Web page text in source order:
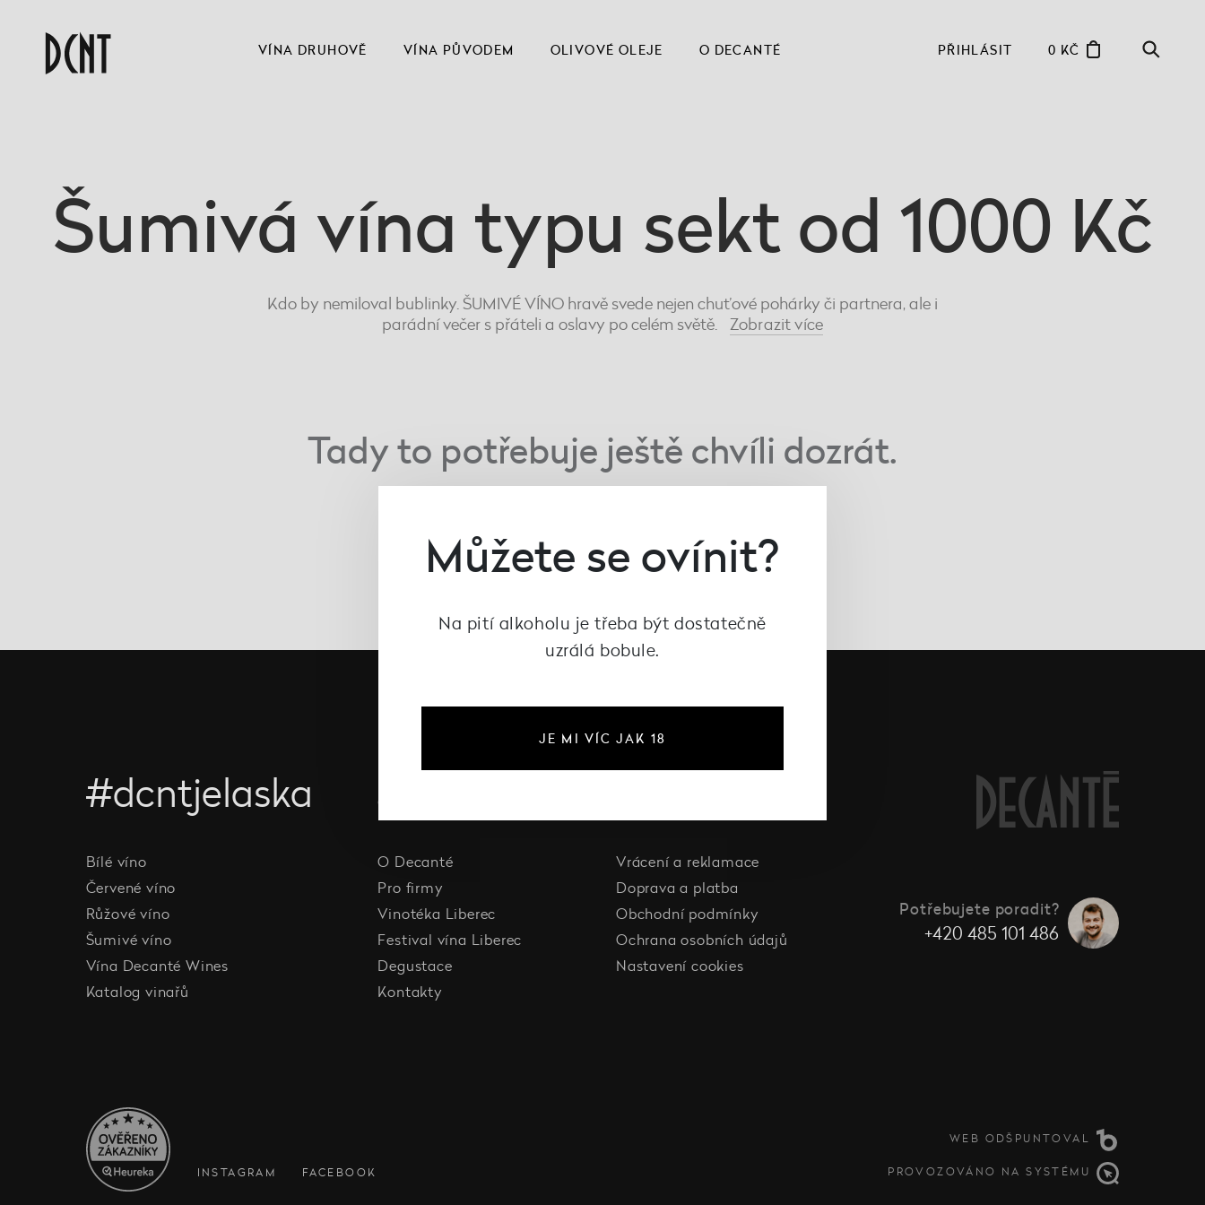
VÍNA DRUHOVĚ VÍNA PŮVODEM OLIVOVÉ OLEJE O DECANTÉ PŘIHLÁSIT 0 KČ
Šumivá vína typu sekt od 1000 Kč
Kdo by nemiloval bublinky. ŠUMIVÉ VÍNO hravě svede nejen chuťové pohárky či partnera, ale i
parádní večer s přáteli a oslavy po celém světě. Zobrazitvíce
Tady to potřebuje ještě chvíli dozrát.
#dcntjelaska
Bílé víno
Červené víno
Růžové víno
Šumivé víno
Vína Decanté Wines
Katalog vinařů
O Decanté
O Decanté
Pro firmy
Vinotéka Liberec
Festival vína Liberec
Degustace
Kontakty
Vrácení a reklamace
Doprava a platba
Obchodní podmínky
Ochrana osobních údajů
Nastavení cookies
Potřebujete poradit?
+420 485 101 486
INSTAGRAM FACEBOOK
WEB ODŠPUNTOVAL
PROVOZOVÁNO NA SYSTÉMU
Můžete se ovínit?
Na pití alkoholu je třeba být dostatečně
uzrálá bobule.
JE MI VÍC JAK 18